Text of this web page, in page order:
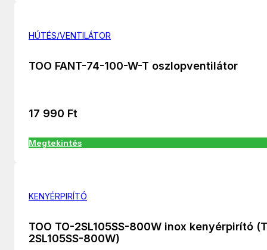
HÚTÉS/VENTILÁTOR
TOO FANT-74-100-W-T oszlopventilátor
17 990 Ft
Megtekintés
KENYÉRPIRÍTÓ
TOO TO-2SL105SS-800W inox kenyérpirító
2SL105SS-800W)